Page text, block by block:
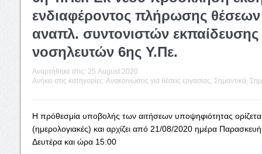
ενδιαφέροντος πλήρωσης θέσεων
αναπλ. συντονιστών εκπαίδευσης
νοσηλευτών 6ης Υ.Πε.
Αναρτήθηκε στις: 25 August 2020
Ανήκει στις κατηγορίες: Ανακοινώσεις για θέσεις εργασίας Σημαντικά
Η πρόθεσμία υποβολής των αιτήσεων υποψηφιότητας
(ημερολογιακές) και αρχίζει από 21/08/2020 ημέρα
Δευτέρα και ώρα 15:00